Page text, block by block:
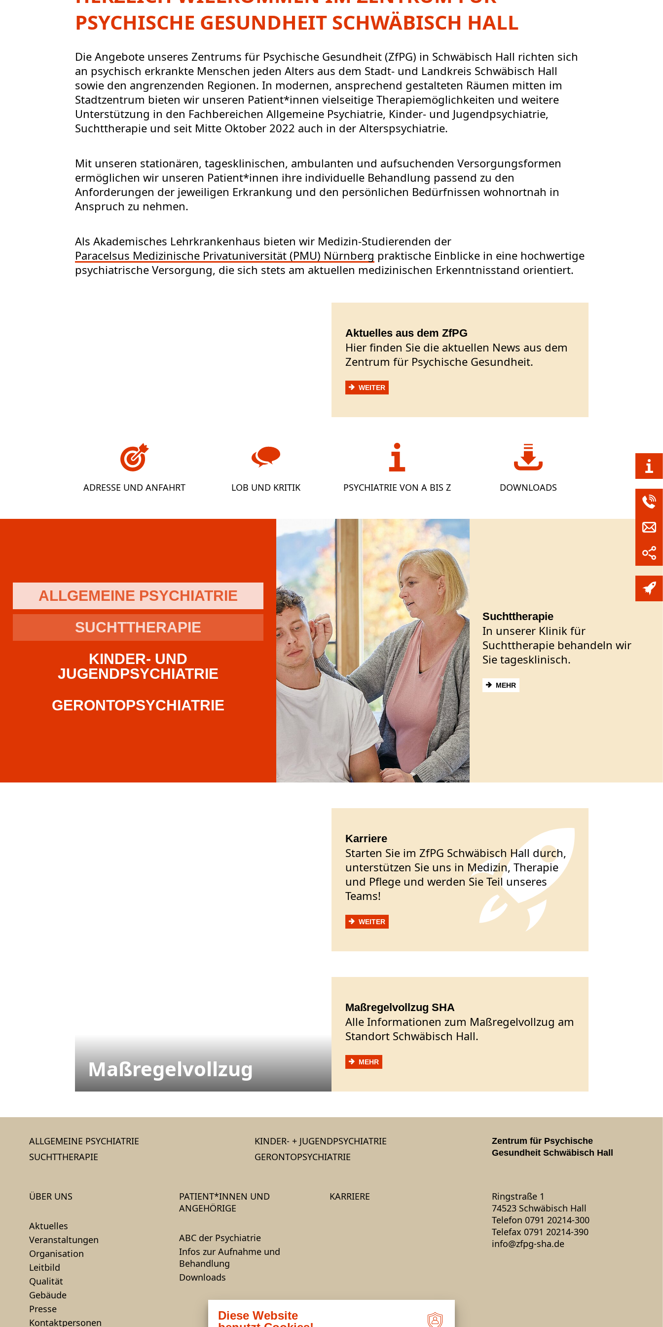
PSYCHISCHE GESUNDHEIT SCHWÄBISCH HALL
Die Angebote unseres Zentrums für Psychische Gesundheit (ZfPG) in Schwäbisch Hall richten sich
an psychisch erkrankte Menschen jeden Alters aus dem Stadt- und Landkreis Schwäbisch Hall
sowie den angrenzenden Regionen. In modernen, ansprechend gestalteten Räumen mitten im
Stadtzentrum bieten wir unseren Patient*innen vielseitige Therapiemöglichkeiten und weitere
Unterstützung in den Fachbereichen Allgemeine Psychiatrie, Kinder- und Jugendpsychiatrie,
Suchttherapie und seit Mitte Oktober 2022 auch in der Alterspsychiatrie.
Mit unseren stationären, tagesklinischen, ambulanten und aufsuchenden Versorgungsformen
ermöglichen wir unseren Patient*innen ihre individuelle Behandlung passend zu den
Anforderungen der jeweiligen Erkrankung und den persönlichen Bedürfnissen wohnortnah in
Anspruch zu nehmen.
Als Akademisches Lehrkrankenhaus bieten wir Medizin-Studierenden der
Paracelsus Medizinische Privatuniversität (PMU) Nürnberg praktische Einblicke in eine hochwertige
psychiatrische Versorgung, die sich stets am aktuellen medizinischen Erkenntnisstand orientiert.
Aktuelles aus dem ZfPG
Hier finden Sie die aktuellen News aus dem
Zentrum für Psychische Gesundheit.
WEITER
ADRESSE UND ANFAHRT LOB UND KRITIK PSYCHIATRIE VON A BIS Z DOWNLOADS
ALLGEMEINE PSYCHIATRIE
SUCHTTHERAPIE
KINDER- UND
JUGENDPSYCHIATRIE
GERONTOPSYCHIATRIE
Suchttherapie
In unserer Klinik für
Suchttherapie behandeln wir
Sie tagesklinisch.
MEHR
Karriere
Starten Sie im ZfPG Schwäbisch Hall durch,
unterstützen Sie uns in Medizin, Therapie
und Pflege und werden Sie Teil unseres
Teams!
WEITER
Maßregelvollzug
Maßregelvollzug SHA
Alle Informationen zum Maßregelvollzug am
Standort Schwäbisch Hall.
MEHR
ALLGEMEINE PSYCHIATRIE
SUCHTTHERAPIE
KINDER- + JUGENDPSYCHIATRIE
GERONTOPSYCHIATRIE
Zentrum für Psychische
Gesundheit Schwäbisch Hall
ÜBER UNS
Aktuelles
Veranstaltungen
Organisation
Leitbild
Qualität
Gebäude
Presse
Kontaktpersonen
PATIENT*INNEN UND
ANGEHÖRIGE
ABC der Psychiatrie
Infos zur Aufnahme und
Behandlung
Downloads
KARRIERE
Ringstraße 1
74523 Schwäbisch Hall
Telefon 0791 20214-300
Telefax 0791 20214-390
info@zfpg-sha.de
Diese Website